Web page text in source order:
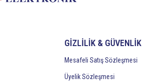
GİZLİLİK & GÜVENLİK
Mesafeli Satış Sözleşmesi
Üyelik Sözleşmesi